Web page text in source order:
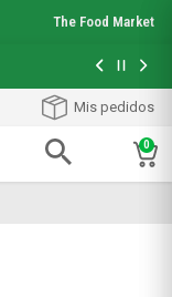
The Food Market
Hasta 6
Mis pedidos
0